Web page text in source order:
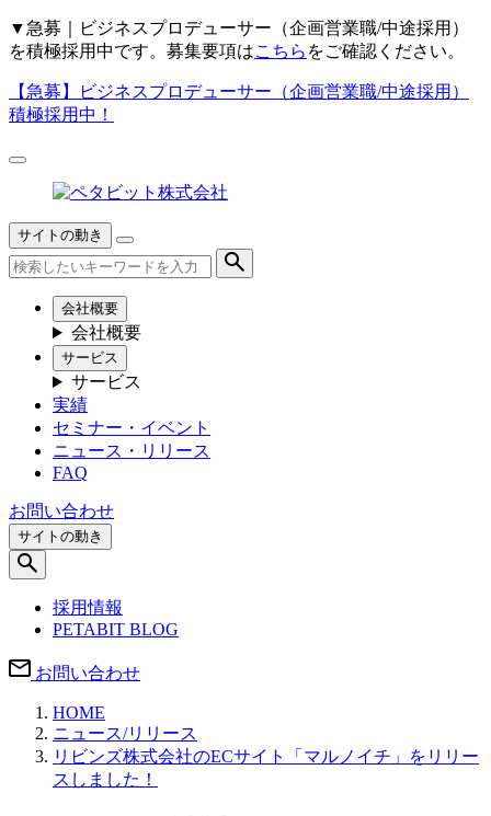
▼ 急募｜ビジネスプロデューサー（企画営業職/中途採用）
を積極採用中です。募集要項はこちら をご確認ください。
【急募】
ビジネスプロデューサー（企画営業職/中途採用）
積極採用中！
サイトの動き
会社概要
会社概要
サービス
サービス
実績
セミナー・イベント
ニュース・リリース
FAQ
お問い合わせ
サイトの動き
採用情報
PETABIT BLOG
お問い合わせ
HOME
ニュース/リリース
リビンズ株式会社のECサイト「マルノイチ」をリリー
スしました！